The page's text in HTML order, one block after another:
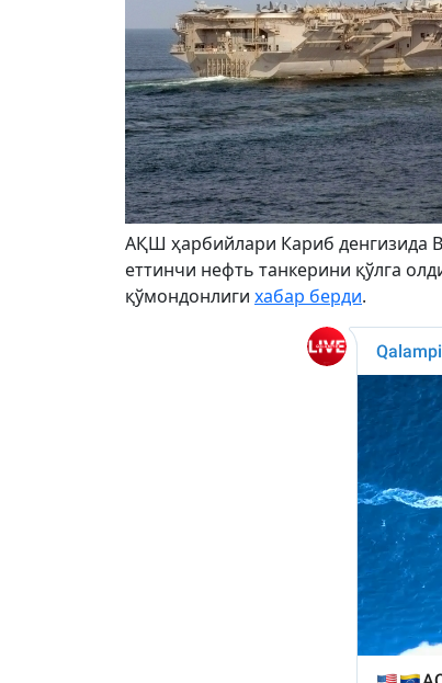
АҚШ ҳарбийлари Кариб денгизида
еттинчи нефть танкерини қўлга
қўмондонлиги хабар берди.